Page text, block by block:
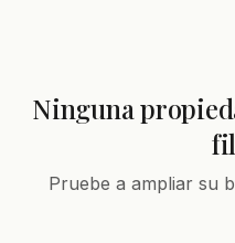
Ninguna
Pruebe a ampliar su